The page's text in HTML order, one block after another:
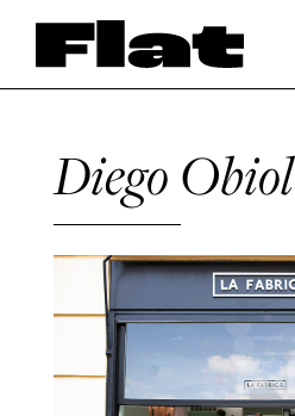
Diego Obiol